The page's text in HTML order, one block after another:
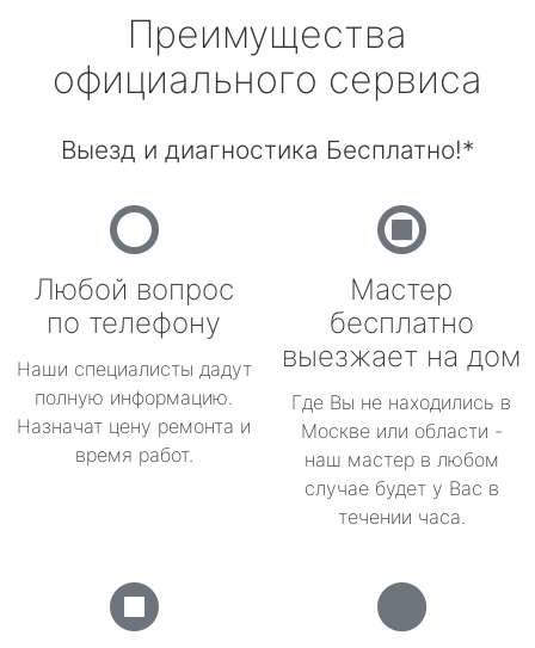
Преимущества
официального сервиса
Выезд и диагностика Бесплатно!*
Любой вопрос
по телефону
Наши специалисты дадут
полную информацию.
Назначат цену ремонта и
время работ.
Мастер
бесплатно
выезжает на дом
Где Вы не находились в
Москве или области -
наш мастер в любом
случае будет у Вас в
течении часа.